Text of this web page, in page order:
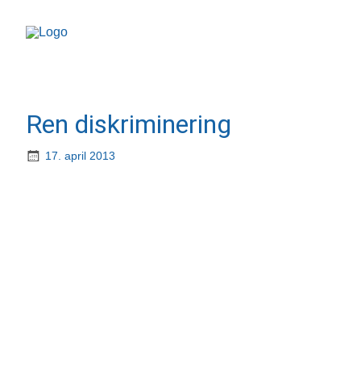
Ren diskriminering
17. april 2013